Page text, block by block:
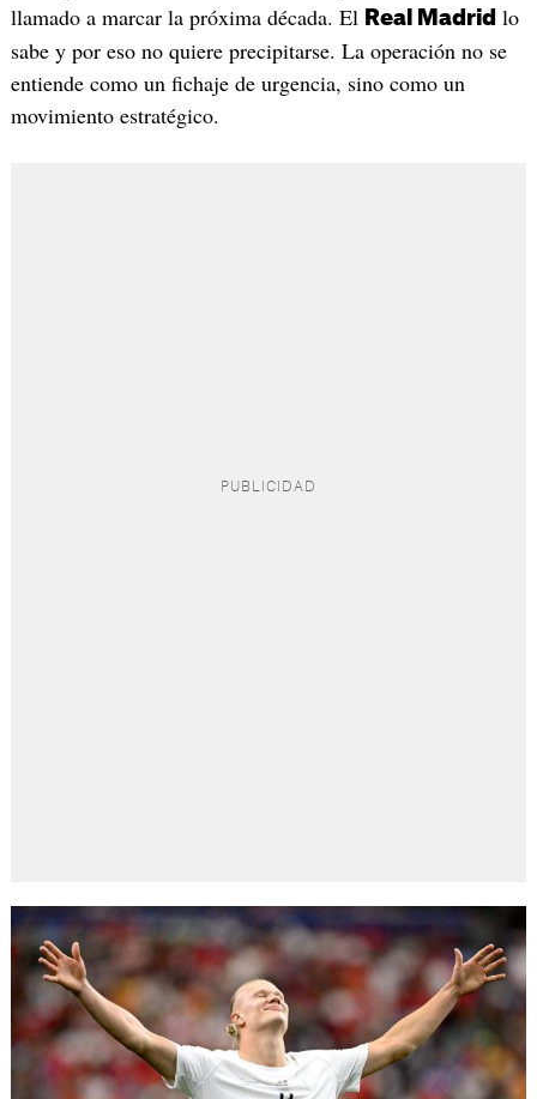
llamado a marcar la próxima década. El Real Madrid lo
sabe y por eso no quiere precipitarse. La operación no se
entiende como un fichaje de urgencia, sino como un
movimiento estratégico.